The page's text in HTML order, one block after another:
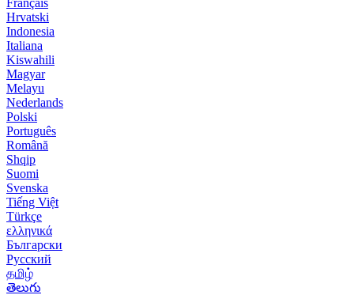
Hrvatski
Indonesia
Italiana
Kiswahili
Magyar
Melayu
Nederlands
Polski
Português
Română
Shqip
Suomi
Svenska
Tiếng Việt
Türkçe
ελληνικά
Български
Русский
தமிழ்
తెలుగు